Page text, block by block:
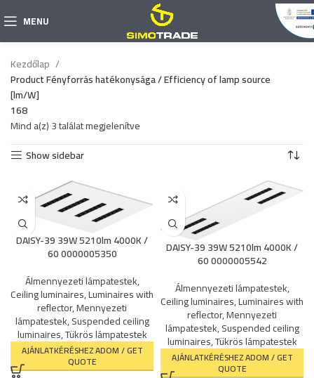
MENU
Kezdőlap
Product Fényforrás hatékonysága / Efficiency of lamp source
[lm/W]
168
Mind a(z) 3 találat megjelenítve
Show sidebar
DAISY-39 39W 5210lm 4000K /
60 0000005350
Álmennyezeti lámpatestek,
Ceiling luminaires,Luminaires with
reflector,Mennyezeti
lámpatestek,Suspended ceiling
luminaires,Tükrös lámpatestek
AJÁNLATKÉRÉSHEZ ADOM / GET
QUOTE
DAISY-39 39W 5210lm 4000K /
60 0000005542
Álmennyezeti lámpatestek,
Ceiling luminaires,Luminaires with
reflector,Mennyezeti
lámpatestek,Suspended ceiling
luminaires,Tükrös lámpatestek
AJÁNLATKÉRÉSHEZ ADOM / GET
QUOTE